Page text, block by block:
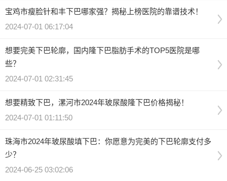
宝鸡市瘦脸针和丰下巴哪家强？揭秘上榜医院的靠谱技术！
2024-07-01 06:17:04
想要完美下巴轮廓，国内隆下巴脂肪手术的TOP5医院是哪
些？
2024-07-01 02:31:45
想要精致下巴，漯河市2024年玻尿酸隆下巴价格揭秘！
2024-07-01 01:11:50
珠海市2024年玻尿酸填下巴：你愿意为完美的下巴轮廓支付多
少？
2024-06-25 03:02:06